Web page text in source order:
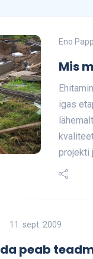
Eno
Mis
igas
projekti
11. sept. 2009
peab